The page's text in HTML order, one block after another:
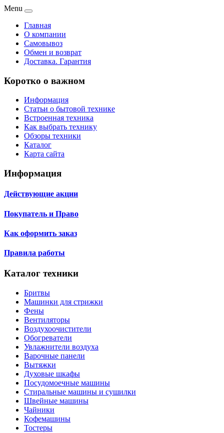
Menu
Главная
О компании
Самовывоз
Обмен и возврат
Доставка. Гарантия
Коротко о важном
Информация
Статьи о бытовой технике
Встроенная техника
Как выбрать технику
Обзоры техники
Каталог
Карта сайта
Информация
Действующие акции
Покупатель и Право
Как оформить заказ
Правила работы
Каталог техники
Бритвы
Машинки для стрижки
Фены
Вентиляторы
Воздухоочистители
Обогреватели
Увлажнители воздуха
Варочные панели
Вытяжки
Духовые шкафы
Посудомоечные машины
Стиральные машины и сушилки
Швейные машины
Чайники
Кофемашины
Тостеры